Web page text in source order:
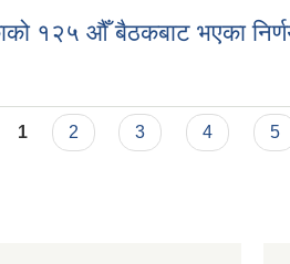
१२५ औँ बैठकबाट भएका
1 2 3 4 5